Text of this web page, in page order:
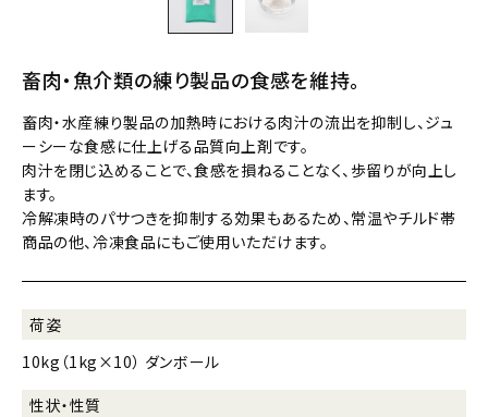
畜肉・魚介類の練り製品の食感を維持。
畜肉・水産練り製品の加熱時における肉汁の流出を抑制し、ジュ
ーシーな食感に仕上げる品質向上剤です。
肉汁を閉じ込めることで、食感を損ねることなく、歩留りが向上し
ます。
冷解凍時のパサつきを抑制する効果もあるため、常温やチルド帯
商品の他、冷凍食品にもご使用いただけます。
荷姿
10kg（1kg×10） ダンボール
性状・性質